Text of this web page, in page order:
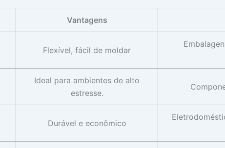
Vantagens
Flexível, fácil de moldar
Ideal para ambientes de alto
estresse.
Durável e econômico